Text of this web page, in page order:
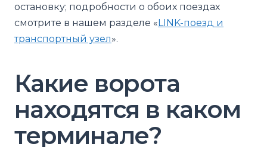
остановку; подробности о обоих поездах
смотрите в нашем разделе «LINK-поезд и
транспортный узел».
Какие ворота
находятся в каком
терминале?